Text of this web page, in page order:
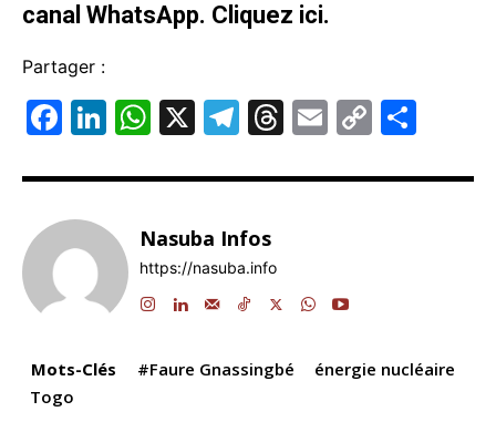
canal WhatsApp. Cliquez ici.
Partager :
F
c
e
b
o
k
Li
k
e
dI
n
W
at
s
A
p
X
T
e
gr
a
m
T
e
s
E
ai
C
p ta
Nasuba Infos
https://nasuba.info
Mots-Clés #Faure Gnassingbé
énergie nucléaire
Togo